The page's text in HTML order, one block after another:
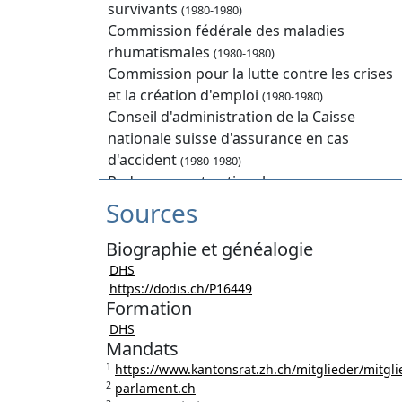
survivants (1980-1980)
Commission fédérale des maladies
rhumatismales (1980-1980)
Commission pour la lutte contre les crises
et la création d'emploi (1980-1980)
Conseil d'administration de la Caisse
nationale suisse d'assurance en cas
d'accident (1980-1980)
Redressement national(1980-1980)
Rentenanstalt-SwissLife
Affaires juridiques CN
Sécurité sociale et santé publique CN
1995)
UPS(1970-1993)
ZH(1975-1979)
Fällanden
Conseil national
Sources
Biographie et généalogie
DHS
https://dodis.ch/P16449
Formation
DHS
Mandats
1 https://www.kantonsrat.zh.ch/mitglieder/
2 parlament.ch